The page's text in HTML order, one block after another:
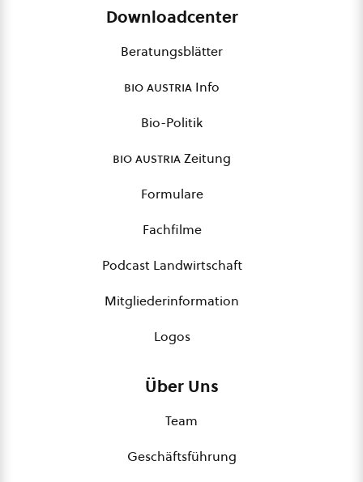
Downloadcenter
Beratungsblätter
bio austria Info
Bio-Politik
bio austriaZeitung
Formulare
Fachfilme
Podcast Landwirtschaft
Mitgliederinformation
Logos
Über Uns
Team
Geschäftsführung